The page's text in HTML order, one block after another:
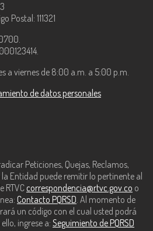
Postal: 111321
a viernes de 8:00 a.m. a 5:00 p.m.
de datos personales
Peticiones, Quejas, Reclamos,
Entidad puede remitir lo pertinente al
RTVC correspondencia@rtvc.gov.co o
Contacto PQRSD. Al momento de
un código con el cual usted podrá
ingrese a: Seguimiento de PQRSD